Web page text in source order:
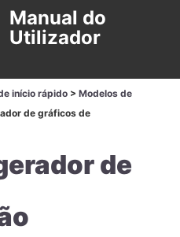
Manual do
Utilizador
início rápido > Modelos de
de gráficos de
de